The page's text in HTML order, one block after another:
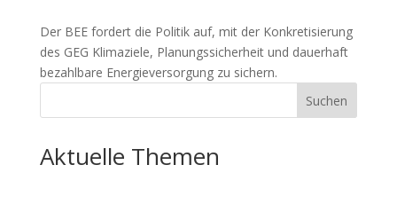
Der BEE fordert die Politik auf, mit der Konkretisierung
des GEG Klimaziele, Planungssicherheit und dauerhaft
bezahlbare Energieversorgung zu sichern.
Suchen
Aktuelle Themen